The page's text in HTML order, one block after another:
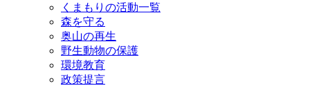
くまもりの活動一覧
森を守る
奥山の再生
野生動物の保護
環境教育
政策提言